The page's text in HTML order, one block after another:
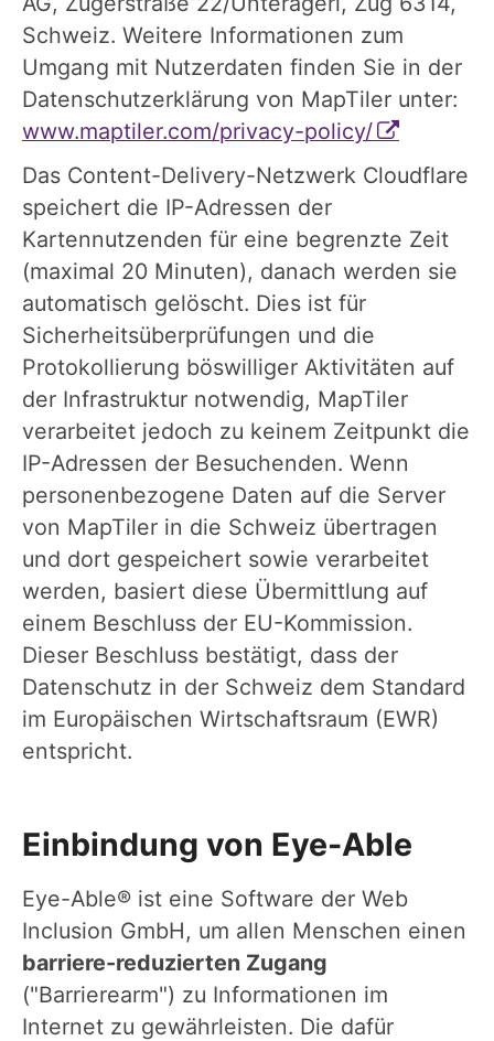
Schweiz. Weitere Informationen zum
Umgang mit Nutzerdaten finden Sie in der
Datenschutzerklärung von MapTiler unter:
www.maptiler.com/privacy-policy/
Das Content-Delivery-Netzwerk Cloudflare
speichert die IP-Adressen der
Kartennutzenden für eine begrenzte Zeit
(maximal 20 Minuten), danach werden sie
automatisch gelöscht. Dies ist für
Sicherheitsüberprüfungen und die
Protokollierung böswilliger Aktivitäten auf
der Infrastruktur notwendig, MapTiler
verarbeitet jedoch zu keinem Zeitpunkt die
IP-Adressen der Besuchenden. Wenn
personenbezogene Daten auf die Server
von MapTiler in die Schweiz übertragen
und dort gespeichert sowie verarbeitet
werden, basiert diese Übermittlung auf
einem Beschluss der EU-Kommission.
Dieser Beschluss bestätigt, dass der
Datenschutz in der Schweiz dem Standard
im Europäischen Wirtschaftsraum (EWR)
entspricht.
Einbindung von Eye-Able
Eye-Able® ist eine Software der Web
Inclusion GmbH, um allen Menschen einen
barriere-reduzierten Zugang
("Barrierearm") zu Informationen im
Internet zu gewährleisten. Die dafür